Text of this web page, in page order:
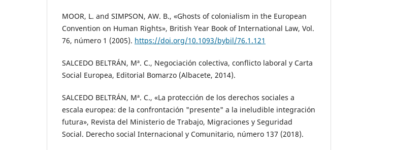
MOOR, L. and SIMPSON, AW. B., «Ghosts of colonialism in the European
Convention on Human Rights», British Year Book of International Law, Vol.
76, número 1 (2005). https://doi.org/10.1093/bybil/76.1.121
SALCEDO BELTRÁN, Mª. C., Negociación colectiva, conflicto laboral y Carta
Social Europea, Editorial Bomarzo (Albacete, 2014).
SALCEDO BELTRÁN, Mª. C., «La protección de los derechos sociales a
escala europea: de la confrontación "presente" a la ineludible integración
futura», Revista del Ministerio de Trabajo, Migraciones y Seguridad
Social. Derecho social Internacional y Comunitario, número 137 (2018).